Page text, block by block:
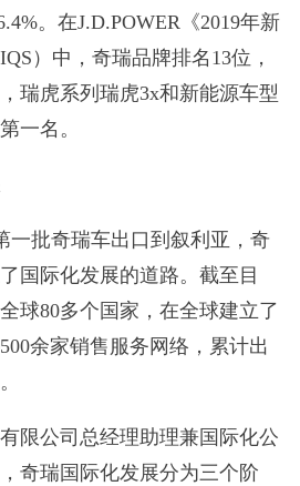
。在J.D.POWER《2019年新
）中，奇瑞品牌排名13位，
瑞虎系列瑞虎3x和新能源车型
一名。
一批奇瑞车出口到叙利亚，奇
国际化发展的道路。截至目
球80多个国家，在全球建立了
余家销售服务网络，累计出
限公司总经理助理兼国际化公
奇瑞国际化发展分为三个阶